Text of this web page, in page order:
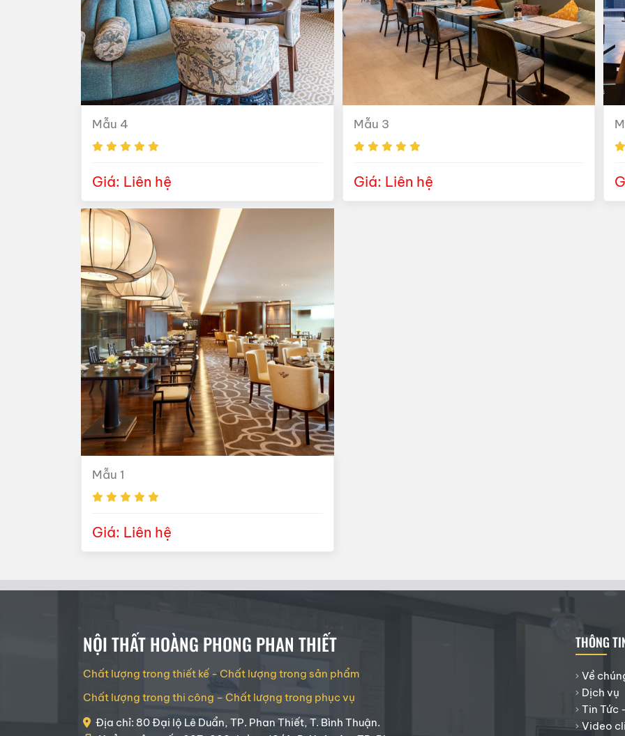
Mẫu 4
Giá: Liên hệ
Mẫu 3
Giá: Liên hệ
Mẫu 1
Giá: Liên hệ
NỘI THẤT HOÀNG PHONG PHAN THIẾT
Chất lượng trong thiết kế - Chất lượng trong sản phẩm
Chất lượng trong thi công – Chất lượng trong phục vụ
Địa chỉ: 80 Đại lộ Lê Duẩn, TP. Phan Thiết, T. Bình Thuận.
THÔNG
Về
Dịch vụ
Tin Tức
Video